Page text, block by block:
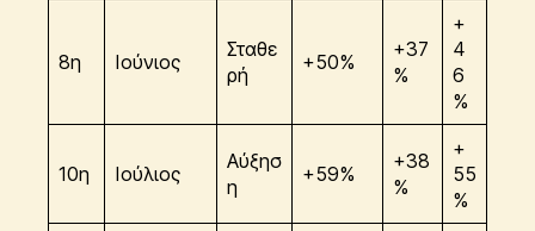
8η Ιούνιος
Σταθε
ρή
+50%
+37
%
+
4
6
%
10η Ιούλιος
Αύξησ
η
+59%
+38
%
+
55
%